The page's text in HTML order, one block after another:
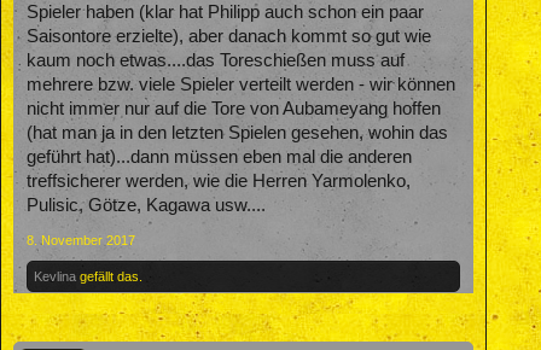
Spieler haben (klar hat Philipp auch schon ein paar
Saisontore erzielte), aber danach kommt so gut wie
kaum noch etwas....das Toreschießen muss auf
mehrere bzw. viele Spieler verteilt werden - wir können
nicht immer nur auf die Tore von Aubameyang hoffen
(hat man ja in den letzten Spielen gesehen, wohin das
geführt hat)...dann müssen eben mal die anderen
treffsicherer werden, wie die Herren Yarmolenko,
Pulisic, Götze, Kagawa usw....
8. November 2017
Kevlina gefällt das.